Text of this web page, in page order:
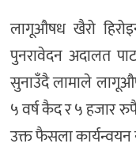
लागूऔषध खैरो
पुनरावेदन अदालत
सुनाउँदै लामाले
५ वर्ष कैद र ५ हजार
उक्त फैसला